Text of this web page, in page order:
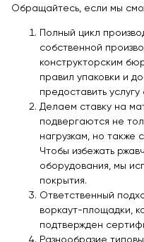
Обращайтесь, если мы
Полный цикл
собственной
конструкторским
правил упаковки и
предоставить услугу
Делаем ставку на
подвергаются не
нагрузкам, но также
Чтобы избежать
оборудования, мы
покрытия.
Ответственный
воркаут-площадки,
подтвержден
Разнообразие